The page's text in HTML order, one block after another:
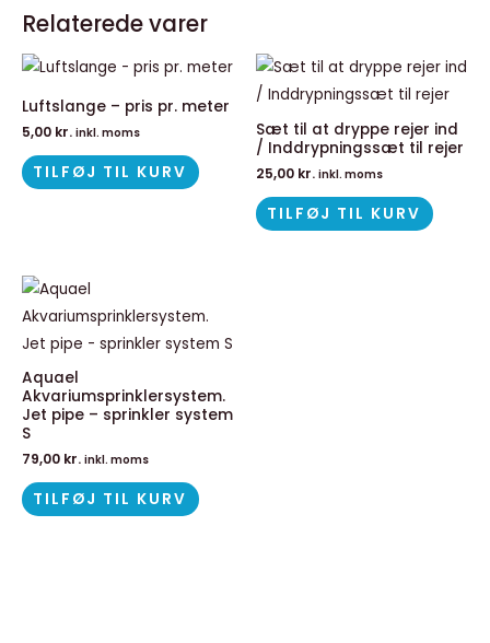
Relaterede varer
Luftslange – pris pr. meter
5,00 kr. inkl. moms
TILFØJ TIL KURV
Sæt til at dryppe rejer ind
/ Inddrypningssæt til rejer
25,00 kr. inkl. moms
TILFØJ TIL KURV
Aquael
Akvariumsprinklersystem.
Jet pipe – sprinkler system
S
79,00 kr. inkl. moms
TILFØJ TIL KURV